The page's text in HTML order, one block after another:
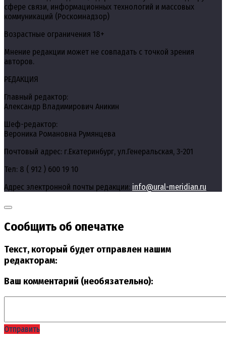
сфере связи, информационных технологий и массовых
коммуникаций (Роскомнадзор)
Возрастные ограничения 18+
Мнение редакции может не совпадать с точкой зрения
авторов.
РЕДАКЦИЯ
Главный редактор:
Александр Владимирович Аникин
Шеф-редактор:
Вероника Романовна Румянцева
Почтовый адрес: г.Екатеринбург, ул.Генеральская, 3-201
Тел: 8 ( 912 ) 600 19 10
Адрес электронной почты редакции: info@ural-meridian.ru
Сообщить об опечатке
Текст, который будет отправлен нашим
редакторам:
Ваш комментарий (необязательно):
Отправить